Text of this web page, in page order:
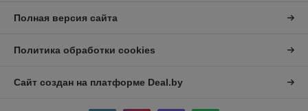
Полная версия сайта
Политика обработки cookies
Сайт создан на платформе Deal.by